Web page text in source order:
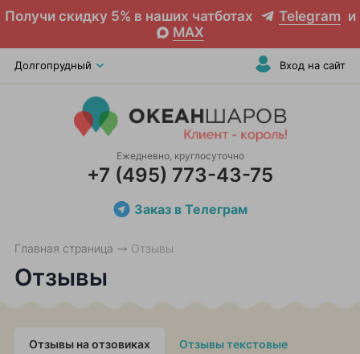
Получи скидку 5% в наших чатботах Telegram и
MAX
Долгопрудный Вход на сайт
Ежедневно, круглосуточно
+7 (495) 773-43-75
Заказ в Телеграм
Главная страница Отзывы
Отзывы
Отзывы на отзовиках Отзывы текстовые